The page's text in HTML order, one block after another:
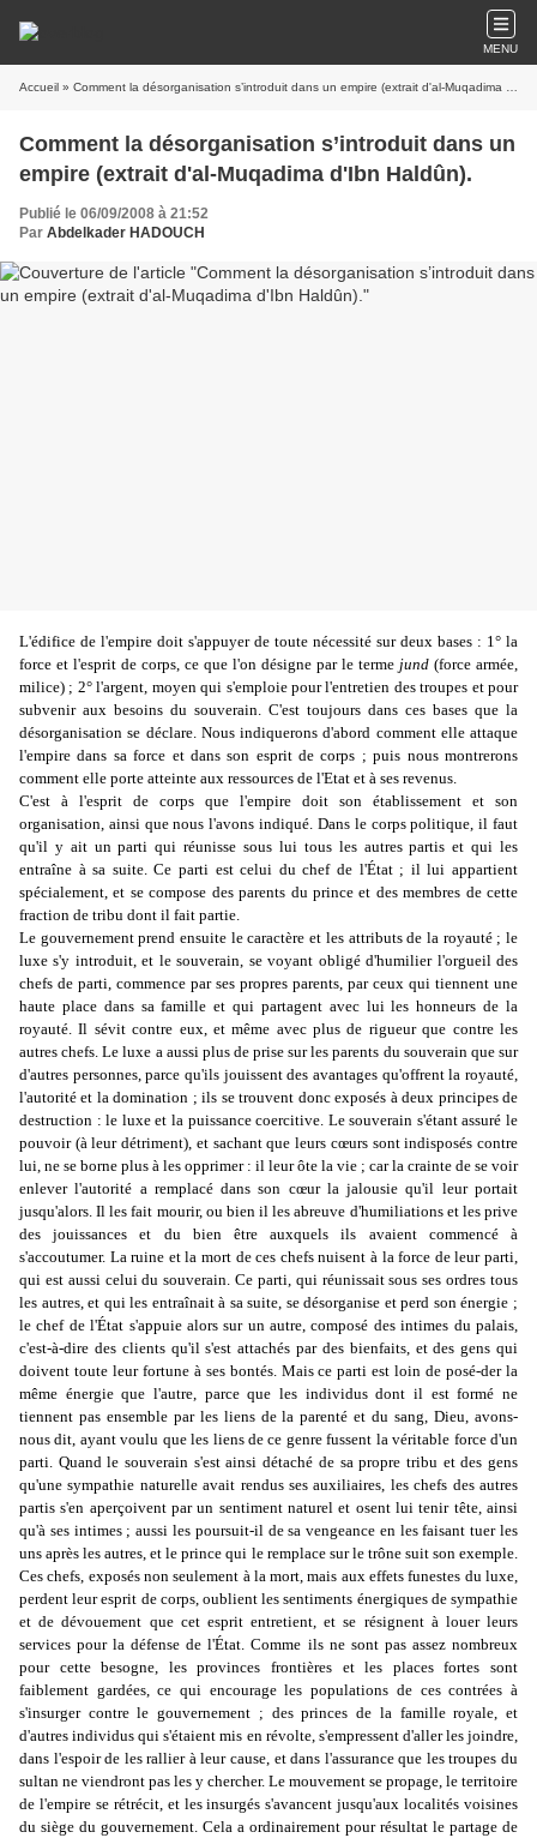
MENU
Accueil » Comment la désorganisation s’introduit dans un empire (extrait d'al-Muqadima d'Ibn Haldûn).
Comment la désorganisation s’introduit dans un
empire (extrait d'al-Muqadima d'Ibn Haldûn).
Publié le 06/09/2008 à 21:52
Par Abdelkader HADOUCH
L'édifice de l'empire doit s'appuyer de toute nécessité sur deux bases : 1° la
force et l'esprit de corps, ce que l'on désigne par le terme jund (force armée,
milice) ; 2° l'argent, moyen qui s'emploie pour l'entretien des troupes et pour
subvenir aux besoins du souverain. C'est toujours dans ces bases que la
désorganisation se déclare. Nous indiquerons d'abord comment elle attaque
l'empire dans sa force et dans son esprit de corps ; puis nous montrerons
comment elle porte atteinte aux ressources de l'Etat et à ses revenus.
C'est à l'esprit de corps que l'empire doit son établissement et son
organisation, ainsi que nous l'avons indiqué. Dans le corps politique, il faut
qu'il y ait un parti qui réunisse sous lui tous les autres partis et qui les
entraîne à sa suite. Ce parti est celui du chef de l'État ; il lui appartient
spécialement, et se compose des parents du prince et des membres de cette
fraction de tribu dont il fait partie.
Le gouvernement prend ensuite le caractère et les attributs de la royauté ; le
luxe s'y introduit, et le souverain, se voyant obligé d'humilier l'orgueil des
chefs de parti, commence par ses propres parents, par ceux qui tiennent une
haute place dans sa famille et qui partagent avec lui les honneurs de la
royauté. Il sévit contre eux, et même avec plus de rigueur que contre les
autres chefs. Le luxe a aussi plus de prise sur les parents du souverain que sur
d'autres personnes, parce qu'ils jouissent des avantages qu'offrent la royauté,
l'autorité et la domination ; ils se trouvent donc exposés à deux principes de
destruction : le luxe et la puissance coercitive. Le souverain s'étant assuré le
pouvoir (à leur détriment), et sachant que leurs cœurs sont indisposés contre
lui, ne se borne plus à les opprimer : il leur ôte la vie ; car la crainte de se voir
enlever l'autorité a remplacé dans son cœur la jalousie qu'il leur portait
jusqu'alors. Il les fait mourir, ou bien il les abreuve d'humiliations et les prive
des jouissances et du bien être auxquels ils avaient commencé à
s'accoutumer. La ruine et la mort de ces chefs nuisent à la force de leur parti,
qui est aussi celui du souverain. Ce parti, qui réunissait sous ses ordres tous
les autres, et qui les entraînait à sa suite, se désorganise et perd son énergie ;
le chef de l'État s'appuie alors sur un autre, composé des intimes du palais,
c'est-à-dire des clients qu'il s'est attachés par des bienfaits, et des gens qui
doivent toute leur fortune à ses bontés. Mais ce parti est loin de posé-der la
même énergie que l'autre, parce que les individus dont il est formé ne
tiennent pas ensemble par les liens de la parenté et du sang, Dieu, avons-
nous dit, ayant voulu que les liens de ce genre fussent la véritable force d'un
parti. Quand le souverain s'est ainsi détaché de sa propre tribu et des gens
qu'une sympathie naturelle avait rendus ses auxiliaires, les chefs des autres
partis s'en aperçoivent par un sentiment naturel et osent lui tenir tête, ainsi
qu'à ses intimes ; aussi les poursuit-il de sa vengeance en les faisant tuer les
uns après les autres, et le prince qui le remplace sur le trône suit son exemple.
Ces chefs, exposés non seulement à la mort, mais aux effets funestes du luxe,
perdent leur esprit de corps, oublient les sentiments énergiques de sympathie
et de dévouement que cet esprit entretient, et se résignent à louer leurs
services pour la défense de l'État. Comme ils ne sont pas assez nombreux
pour cette besogne, les provinces frontières et les places fortes sont
faiblement gardées, ce qui encourage les populations de ces contrées à
s'insurger contre le gouvernement ; des princes de la famille royale, et
d'autres individus qui s'étaient mis en révolte, s'empressent d'aller les joindre,
dans l'espoir de les rallier à leur cause, et dans l'assurance que les troupes du
sultan ne viendront pas les y chercher. Le mouvement se propage, le territoire
de l'empire se rétrécit, et les insurgés s'avancent jusqu'aux localités voisines
du siège du gouvernement. Cela a ordinairement pour résultat le partage de